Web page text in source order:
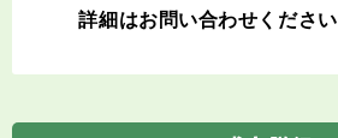
詳細はお問い合わせください